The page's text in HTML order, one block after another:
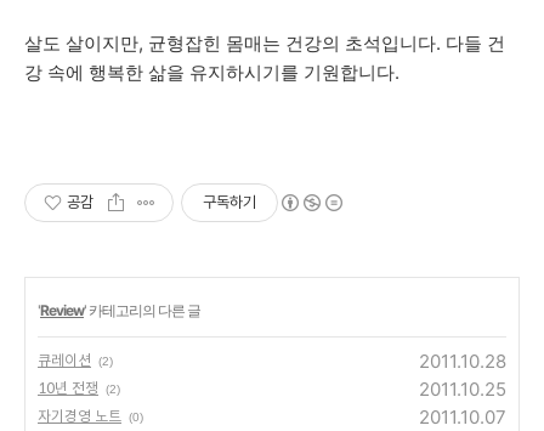
살도 살이지만, 균형잡힌 몸매는 건강의 초석입니다. 다들 건
강 속에 행복한 삶을 유지하시기를 기원합니다.
공감 구독하기
'Review' 카테고리의 다른 글
큐레이션 (2) 2011.10.28
10년 전쟁 (2) 2011.10.25
자기경영 노트 (0) 2011.10.07